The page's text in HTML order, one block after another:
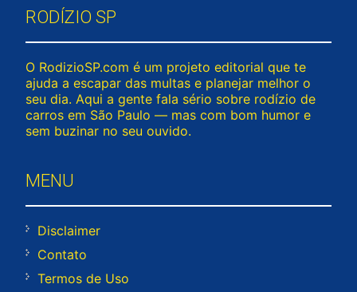
RODÍZIO SP
O RodizioSP.com é um projeto editorial que te
ajuda a escapar das multas e planejar melhor o
seu dia. Aqui a gente fala sério sobre rodízio de
carros em São Paulo — mas com bom humor e
sem buzinar no seu ouvido.
MENU
Disclaimer
Contato
Termos de Uso